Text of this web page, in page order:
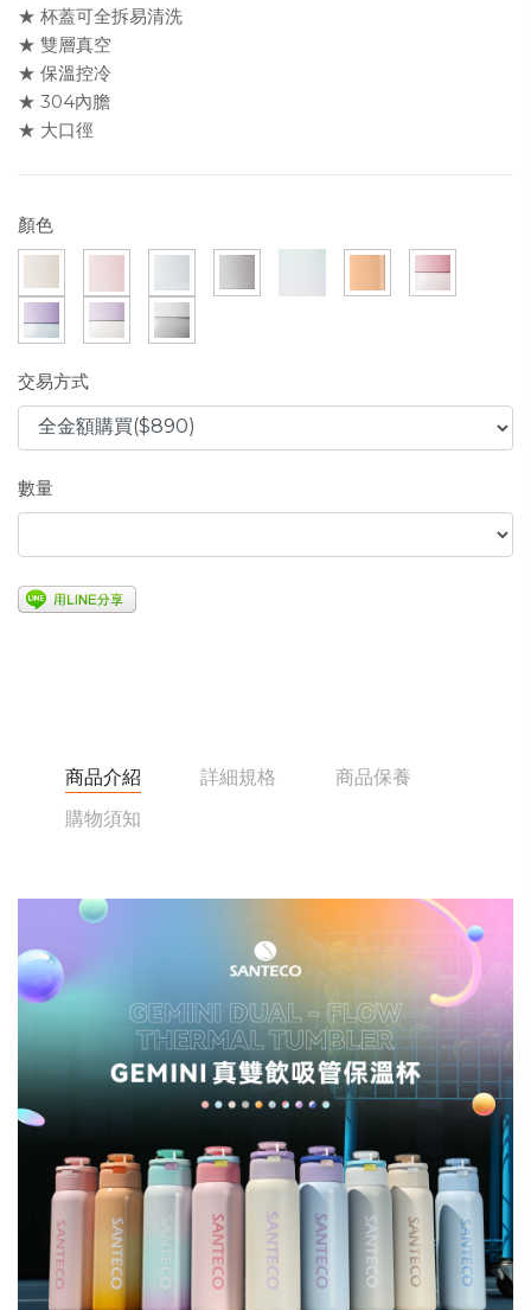
★ 杯蓋可全拆易清洗
★ 雙層真空
★ 保溫控冷
★ 304內膽
★ 大口徑
顏色
交易方式
數量
商品介紹 詳細規格
商品保養
購物須知